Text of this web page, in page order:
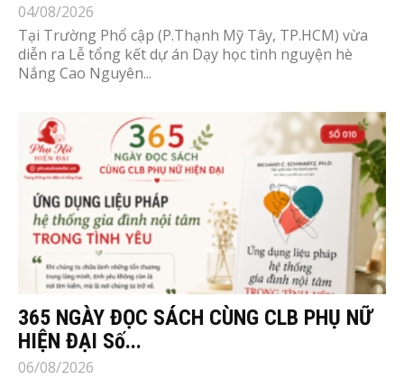
04/08/2026
Tại Trường Phổ cập (P.Thạnh Mỹ Tây, TP.HCM) vừa
diễn ra Lễ tổng kết dự án Dạy học tình nguyện hè
Nắng Cao Nguyên...
365 NGÀY ĐỌC SÁCH CÙNG CLB PHỤ NỮ
HIỆN ĐẠI Số...
06/08/2026